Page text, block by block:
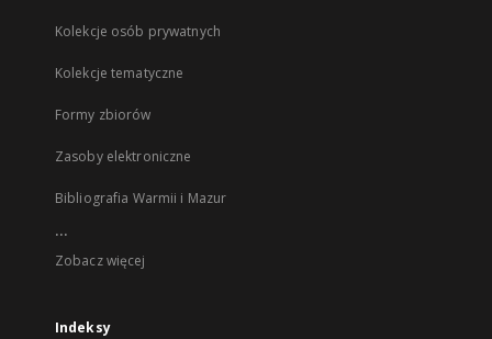
Kolekcje osób prywatnych
Kolekcje tematyczne
Formy zbiorów
Zasoby elektroniczne
Bibliografia Warmii i Mazur
...
Zobacz więcej
Indeksy